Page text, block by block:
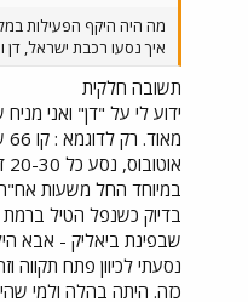
והמטענים באופן ניכר
מועד חדרים אטומים,
בעת חרום. גם לעובדי הרכבת
להמשיך בעבודה בזמן חרום.
כקשר האווירי היחיד בין
חברות התעופה הזרות
המתקפה בעירק. מקור:
מה היה היקף הפעילות
איך נסעו רכבת ישראל, דן ואגד ב-1991?
תשובה חלקית
ידוע לי על "דן" ואני
בדיוק כשנפל הטיל ברמת
נסעתי לכיוון פתח
כזה. היתה בהלה ולמי